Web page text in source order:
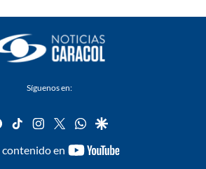
Síguenos en:
facebook
tiktok instagram
twitterwhatsapp
google
contenido en
youtube-